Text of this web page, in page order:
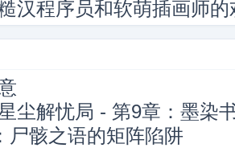
汉程序员和软萌插画师的
尘解忧局 - 第9章：墨染
尸骸之语的矩阵陷阱